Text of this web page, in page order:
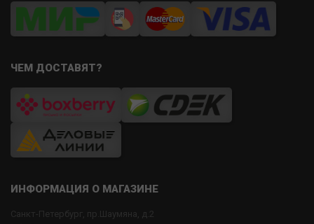
ЧЕМ ДОСТАВЯТ?
ИНФОРМАЦИЯ О МАГАЗИНЕ
Санкт-Петербург, пр.Шаумяна, д.2